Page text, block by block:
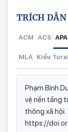
TRÍCH
ACM ACS APA
MLA Kiểu
Phạm Bình
vệ nền tảng
thông xã
https://